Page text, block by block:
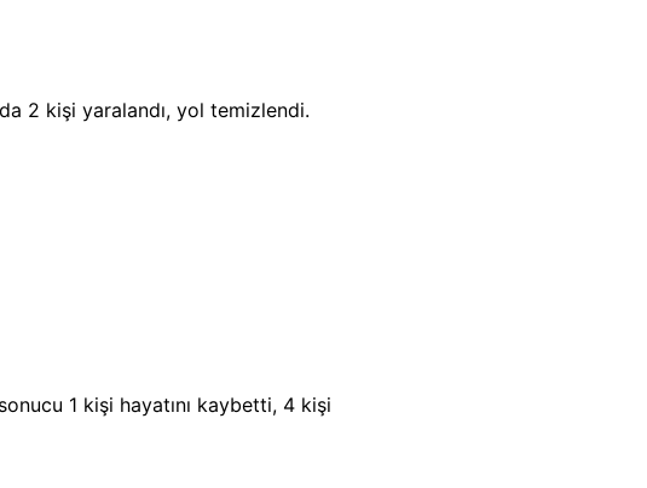
2 kişi yaralandı, yol temizlendi.
1 kişi hayatını kaybetti, 4 kişi